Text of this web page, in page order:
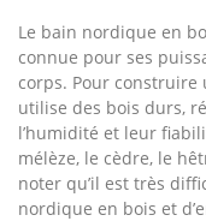
Le bain nordique en
connue pour ses
corps. Pour
utilise des bois durs,
l’humidité et leur
mélèze, le cèdre, le
noter qu’il est très
nordique en bois et